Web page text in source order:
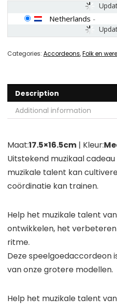
Netherlands -
Categories: Accordeons,Folk en
Description
Additional information
Maat:17.5×16.5cm | Kleur:
Uitstekend muzikaal
muzikale talent kan
coördinatie kan trainen.
Help het muzikale talent
ontwikkelen, het
ritme.
Deze speelgoedaccordeon
van onze grotere modellen.
Help het muzikale talent